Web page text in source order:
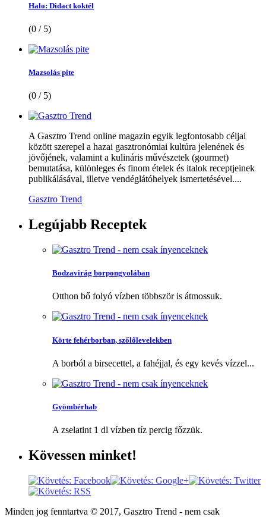
Halo: Didact koktél
(0 / 5)
Mazsolás pite
(0 / 5)
A Gasztro Trend online magazin egyik legfontosabb céljai
között szerepel a hazai gasztronómiai kultúra jelenének és
jövőjének, valamint a kulináris művészetek (gourmet)
bemutatása, különleges és finom ételek és italok receptjeinek
publikálásával, illetve vendéglátóhelyek ismertetésével....
Gasztro Trend
Legújabb Receptek
Bodzavirág borpongyolában
Otthon bő folyó vízben többször is átmossuk.
Körte fehérborban, szőlőlevelekben
A borból a birsecettel, a fahéjjal, és egy kevés vízzel...
Gyömbérhab
A zselatint 1 dl vízben tíz percig főzzük.
Kövessen minket!
Minden jog fenntartva © 2017, Gasztro Trend - nem csak